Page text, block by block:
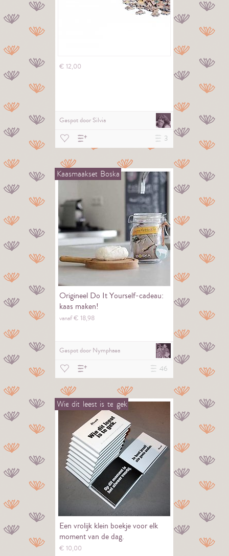
€ 12,00
Gespot door Silvia
3
Kaasmaakset Boska
Origineel Do It Yourself-cadeau:
kaas maken!
vanaf € 18,98
Gespot door Nymphaea
46
Wie dit leest is te gek
Een vrolijk klein boekje voor elk
moment van de dag.
€ 10,00